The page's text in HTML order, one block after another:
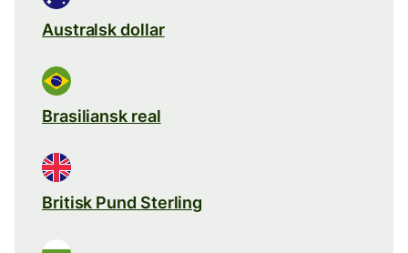
Australsk dollar
Brasiliansk real
Britisk Pund Sterling